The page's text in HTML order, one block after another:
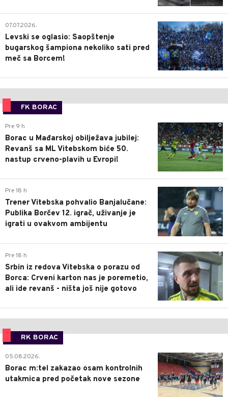
1
07.07.2026.
Levski se oglasio: Saopštenje
bugarskog šampiona nekoliko sati pred
meč sa Borcem!
FK BORAC
0
Pre 9 h
Borac u Mađarskoj obilježava jubilej:
Revanš sa ML Vitebskom biće 50.
nastup crveno-plavih u Evropi!
0
Pre 18 h
Trener Vitebska pohvalio Banjalučane:
Publika Borčev 12. igrač, uživanje je
igrati u ovakvom ambijentu
0
Pre 18 h
Srbin iz redova Vitebska o porazu od
Borca: Crveni karton nas je poremetio,
ali ide revanš - ništa još nije gotovo
RK BORAC
0
05.08.2026.
Borac m:tel zakazao osam kontrolnih
utakmica pred početak nove sezone